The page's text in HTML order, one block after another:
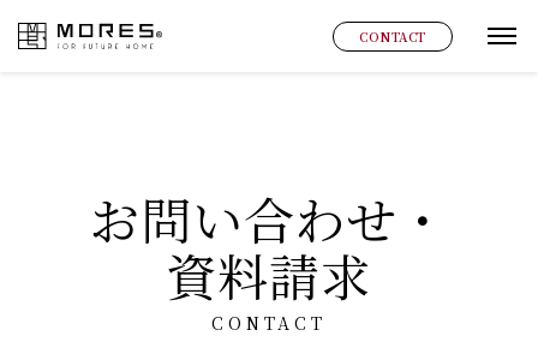
MORES CONTACT グ
お問い合わせ・
資料請求
CONTACT